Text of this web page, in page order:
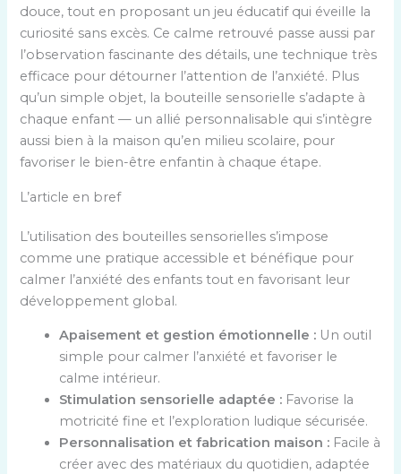
douce, tout en proposant un jeu éducatif qui éveille la
curiosité sans excès. Ce calme retrouvé passe aussi par
l’observation fascinante des détails, une technique très
efficace pour détourner l’attention de l’anxiété. Plus
qu’un simple objet, la bouteille sensorielle s’adapte à
chaque enfant — un allié personnalisable qui s’intègre
aussi bien à la maison qu’en milieu scolaire, pour
favoriser le bien-être enfantin à chaque étape.
L’article en bref
L’utilisation des bouteilles sensorielles s’impose
comme une pratique accessible et bénéfique pour
calmer l’anxiété des enfants tout en favorisant leur
développement global.
Apaisement et gestion émotionnelle : Un outil
simple pour calmer l’anxiété et favoriser le
calme intérieur.
Stimulation sensorielle adaptée : Favorise la
motricité fine et l’exploration ludique sécurisée.
Personnalisation et fabrication maison : Facile à
créer avec des matériaux du quotidien, adaptée